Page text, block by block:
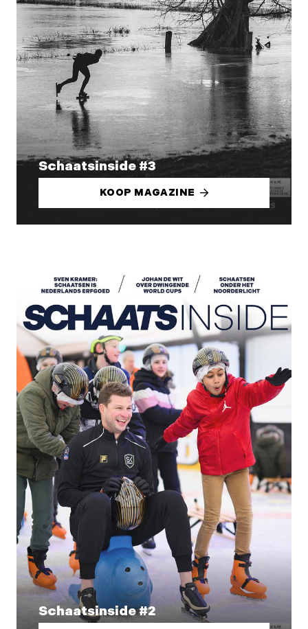
Schaatsinside #3
KOOP MAGAZINE
Schaatsinside #2